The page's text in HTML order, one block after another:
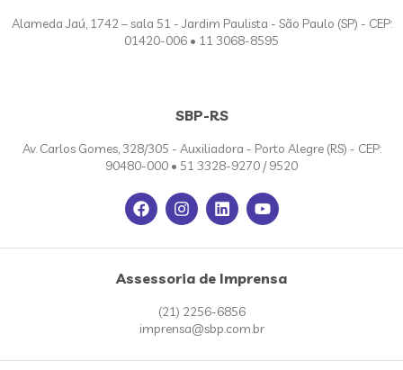
Alameda Jaú, 1742 – sala 51 - Jardim Paulista - São Paulo (SP) - CEP:
01420-006 • 11 3068-8595
SBP-RS
Av. Carlos Gomes, 328/305 - Auxiliadora - Porto Alegre (RS) - CEP:
90480-000 • 51 3328-9270 / 9520
Assessoria de Imprensa
(21) 2256-6856
imprensa@sbp.com.br